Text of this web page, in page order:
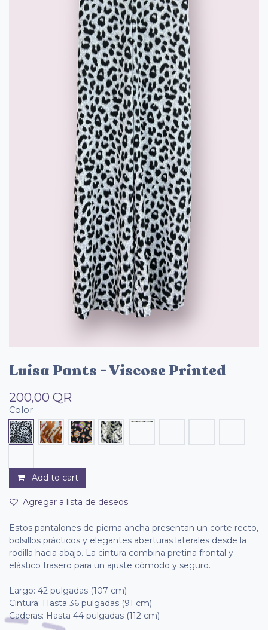
Luisa Pants - Viscose Printed
200,00 QR
Color
Add to cart
Agregar a lista de deseos
Estos pantalones de pierna ancha presentan un corte recto,
bolsillos prácticos y elegantes aberturas laterales desde la
rodilla hacia abajo. La cintura combina pretina frontal y
elástico trasero para un ajuste cómodo y seguro.
Largo: 42 pulgadas (107 cm)
Cintura: Hasta 36 pulgadas (91 cm)
Caderas: Hasta 44 pulgadas (112 cm)